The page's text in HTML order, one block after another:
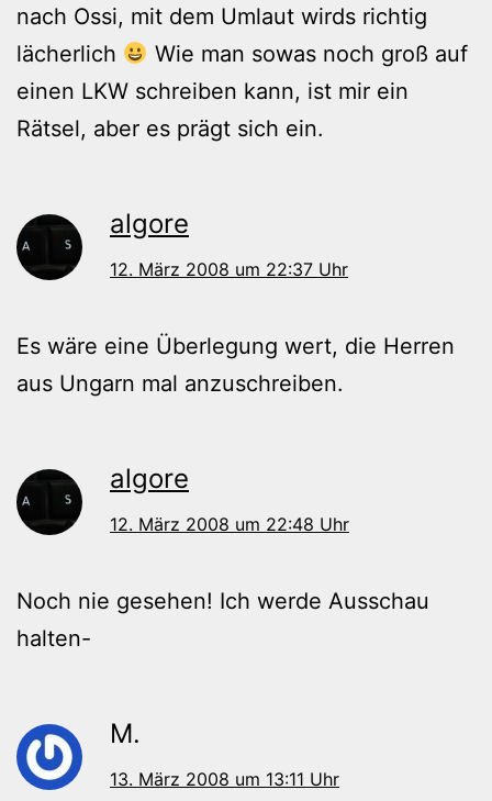
nach Ossi, mit dem Umlaut wirds richtig
lächerlich
Wie man sowas noch groß auf
einen LKW schreiben kann, ist mir ein
Rätsel, aber es prägt sich ein.
algore
12. März 2008 um 22:37 Uhr
Es wäre eine Überlegung wert, die Herren
aus Ungarn mal anzuschreiben.
algore
12. März 2008 um 22:48 Uhr
Noch nie gesehen! Ich werde Ausschau
halten-
M.
13. März 2008 um 13:11 Uhr